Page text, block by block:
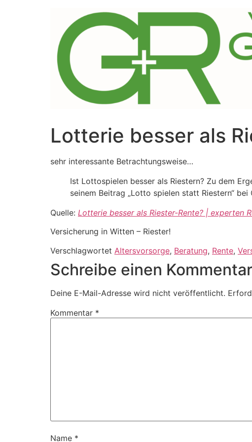
Lotterie besser als
sehr interessante Betrachtungsweise…
Ist Lottospielen besser als Riestern? Zu dem
seinem Beitrag „Lotto spielen statt Riestern“
Quelle: Lotterie besser als Riester-Rente? | experten
Versicherung in Witten – Riester!
Verschlagwortet Altersvorsorge, Beratung, Rente,
Schreibe einen Kommentar
Deine E-Mail-Adresse wird nicht veröffentlicht.
Kommentar *
Name *